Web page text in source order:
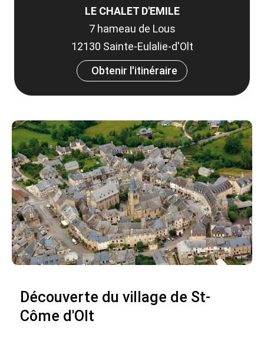
LE CHALET D'EMILE
7 hameau de Lous
12130 Sainte-Eulalie-d'Olt
Obtenir l'itinéraire
Découverte du village de St-
Côme d'Olt